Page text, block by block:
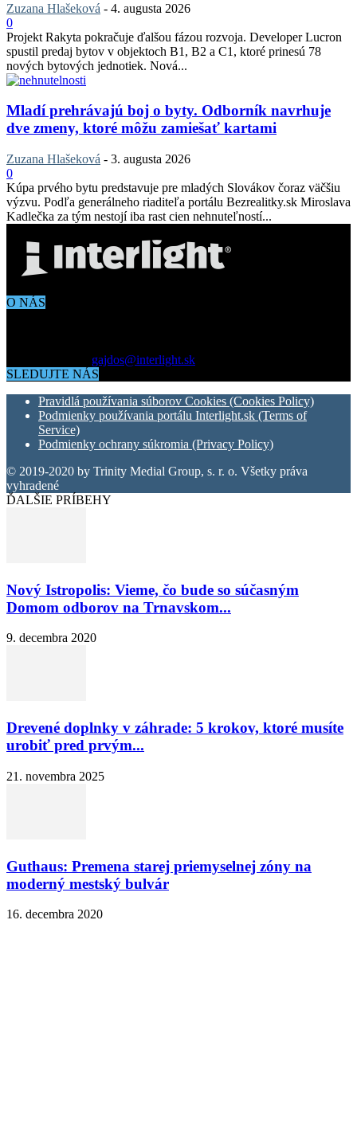
Zuzana Hlašeková - 4. augusta 2026
0
Projekt Rakyta pokračuje ďalšou fázou rozvoja. Developer Lucron
spustil predaj bytov v objektoch B1, B2 a C1, ktoré prinesú 78
nových bytových jednotiek. Nová...
Mladí prehrávajú boj o byty. Odborník navrhuje
dve zmeny, ktoré môžu zamiešať kartami
Zuzana Hlašeková - 3. augusta 2026
0
Kúpa prvého bytu predstavuje pre mladých Slovákov čoraz väčšiu
výzvu. Podľa generálneho riaditeľa portálu Bezrealitky.sk Miroslava
Kadlečka za tým nestojí iba rast cien nehnuteľností...
O NÁS
gajdos@interlight.sk
SLEDUJTE NÁS
Pravidlá používania súborov Cookies (Cookies Policy)
Podmienky používania portálu Interlight.sk (Terms of
Service)
Podmienky ochrany súkromia (Privacy Policy)
© 2019-2020 by Trinity Medial Group, s. r. o. Všetky práva
vyhradené
ĎALŠIE PRÍBEHY
Nový Istropolis: Vieme, čo bude so súčasným
Domom odborov na Trnavskom...
9. decembra 2020
Drevené doplnky v záhrade: 5 krokov, ktoré musíte
urobiť pred prvým...
21. novembra 2025
Guthaus: Premena starej priemyselnej zóny na
moderný mestský bulvár
16. decembra 2020